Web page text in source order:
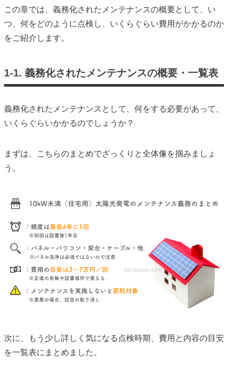
この章では、義務化されたメンテナンスの概要として、い
つ、何をどのように点検し、いくらぐらい費用がかかるのか
をご紹介します。
1-1. 義務化されたメンテナンスの概要・一覧表
義務化されたメンテナンスとして、何をする必要があって、
いくらぐらいかかるのでしょうか？
まずは、こちらのまとめでざっくりと全体像を掴みましょ
う。
次に、もう少し詳しく気になる点検時期、費用と内容の目安
を一覧表にまとめました。